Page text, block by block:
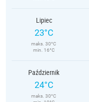
Lipiec
23°C
maks. 30°C
min. 16°C
Październik
24°C
maks. 30°C